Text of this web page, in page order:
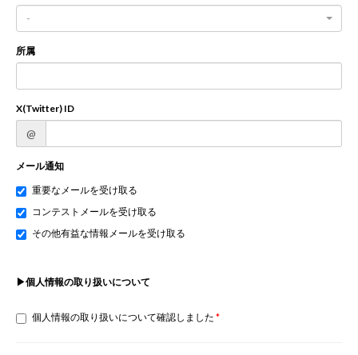
-
所属
X(Twitter) ID
@
メール通知
重要なメールを受け取る
コンテストメールを受け取る
その他有益な情報メールを受け取る
▶個人情報の取り扱いについて
個人情報の取り扱いについて確認しました